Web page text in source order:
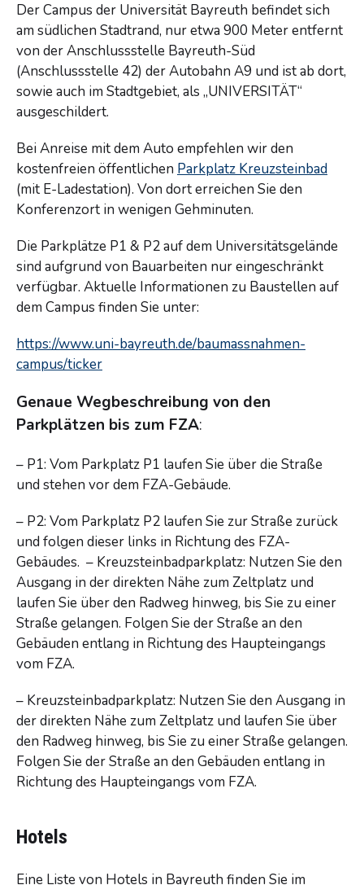
Der Campus der Universität Bayreuth befindet sich
am südlichen Stadtrand, nur etwa 900 Meter entfernt
von der Anschlussstelle Bayreuth-Süd
(Anschlussstelle 42) der Autobahn A9 und ist ab dort,
sowie auch im Stadtgebiet, als „UNIVERSITÄT“
ausgeschildert.
Bei Anreise mit dem Auto empfehlen wir den
kostenfreien öffentlichen Parkplatz Kreuzsteinbad
(mit E-Ladestation). Von dort erreichen Sie den
Konferenzort in wenigen Gehminuten.
Die Parkplätze P1 & P2 auf dem Universitätsgelände
sind aufgrund von Bauarbeiten nur eingeschränkt
verfügbar. Aktuelle Informationen zu Baustellen auf
dem Campus finden Sie unter:
https://www.uni-bayreuth.de/baumassnahmen-
campus/ticker
Genaue Wegbeschreibung von den
Parkplätzen bis zum FZA:
– P1: Vom Parkplatz P1 laufen Sie über die Straße
und stehen vor dem FZA-Gebäude.
– P2: Vom Parkplatz P2 laufen Sie zur Straße zurück
und folgen dieser links in Richtung des FZA-
Gebäudes. – Kreuzsteinbadparkplatz: Nutzen Sie den
Ausgang in der direkten Nähe zum Zeltplatz und
laufen Sie über den Radweg hinweg, bis Sie zu einer
Straße gelangen. Folgen Sie der Straße an den
Gebäuden entlang in Richtung des Haupteingangs
vom FZA.
– Kreuzsteinbadparkplatz: Nutzen Sie den Ausgang in
der direkten Nähe zum Zeltplatz und laufen Sie über
den Radweg hinweg, bis Sie zu einer Straße gelangen.
Folgen Sie der Straße an den Gebäuden entlang in
Richtung des Haupteingangs vom FZA.
Hotels
Eine Liste von Hotels in Bayreuth finden Sie im